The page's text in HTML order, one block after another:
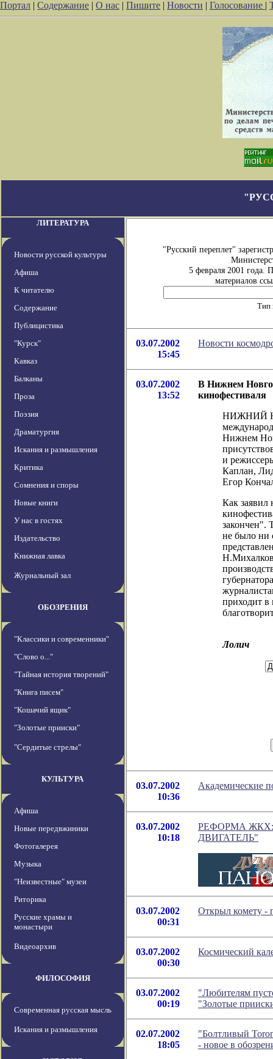
Портал | Содержание | О нас | Пишите | Новости | Голосование |
ЛИТЕРАТУРА
Новости русской культуры
Афиша
К читателю
Содержание
Публицистика
"Курск"
Кавказ
Балканы
Проза
Поэзия
Драматургия
Искания и размышления
Критика
Сомнения и споры
Новые книги
У нас в гостях
Издательство
Книжная лавка
Журнальный зал
ОБОЗРЕНИЯ
"Классики и современники"
"Слово о..."
"Тайная история творений"
"Книга писем"
"Кошачий ящик"
"Золотые прииски"
"Сердитые стрелы"
КУЛЬТУРА
Афиша
Новые передвжиники
Фотогалерея
Музыка
"Неизвестные" музеи
Риторика
Русские храмы и
монастыри
Видеоархив
ФИЛОСОФИЯ
Современная русская мысль
Искания и размышления
"Русский переплет"
5 февраля 2001 года.
материалов
Тип
03.07.2002
15:45
Новости
03.07.2002
13:52
В Нижнем
кинофестиваля
НИЖНИЙ
Нижнем
и
Каплан,
Егор
Как заявил
закончен".
не было ни
приходит в
Лолич
03.07.2002
10:36
Академические
03.07.2002
10:18
РЕФОРМА
ДВИГАТЕЛЬ"
03.07.2002
00:31
Открыл комету -
03.07.2002
00:30
Космический
03.07.2002
00:19
"Любителям
"Золотые
02.07.2002
18:05
"Болтливый
- новое в